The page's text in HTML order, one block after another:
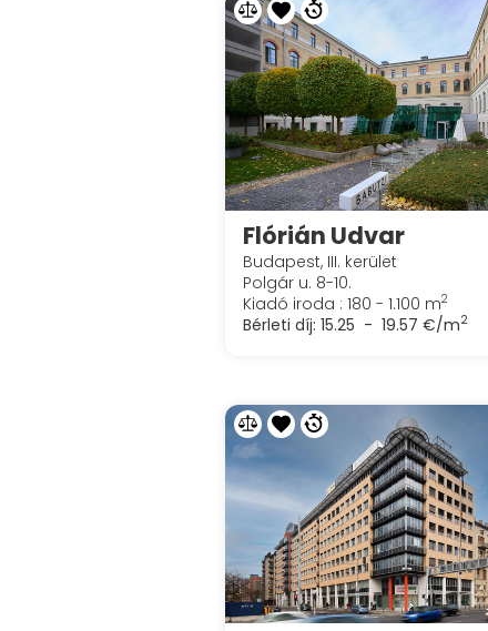
Flórián Udvar
Budapest, III. kerület
Polgár u. 8-10.
Kiadó iroda : 180 - 1.100 m2
Bérleti díj: 15.25 - 19.57 €/m2